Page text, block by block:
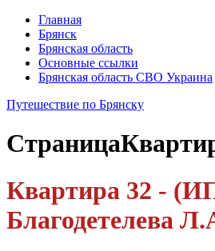
Главная
Брянск
Брянская область
Основные ссылки
Брянская область СВО Украина
Путешествие по Брянску
Страница
Квартира 32 -
Благодетелева